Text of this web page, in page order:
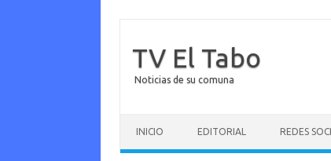
TV El Tabo
Noticias de su comuna
INICIO EDITORIAL REDES